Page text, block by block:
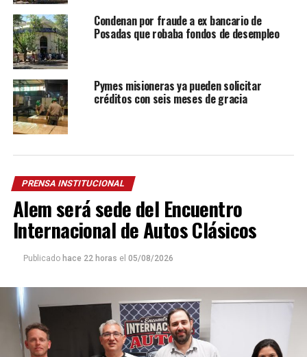
Condenan por fraude a ex bancario de
Posadas que robaba fondos de desempleo
Pymes misioneras ya pueden solicitar
créditos con seis meses de gracia
PRENSA INSTITUCIONAL
Alem será sede del Encuentro
Internacional de Autos Clásicos
Publicado hace 22 horas el 05/08/2026